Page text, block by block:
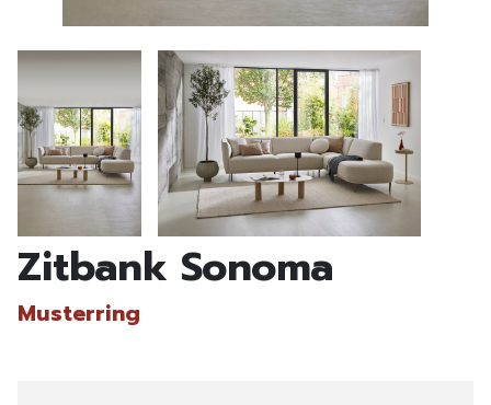
Zitbank Sonoma
Musterring